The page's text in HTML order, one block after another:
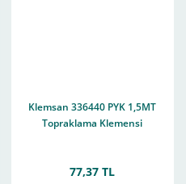
Klemsan 336440 PYK 1,5MT
Topraklama Klemensi
77,37 TL